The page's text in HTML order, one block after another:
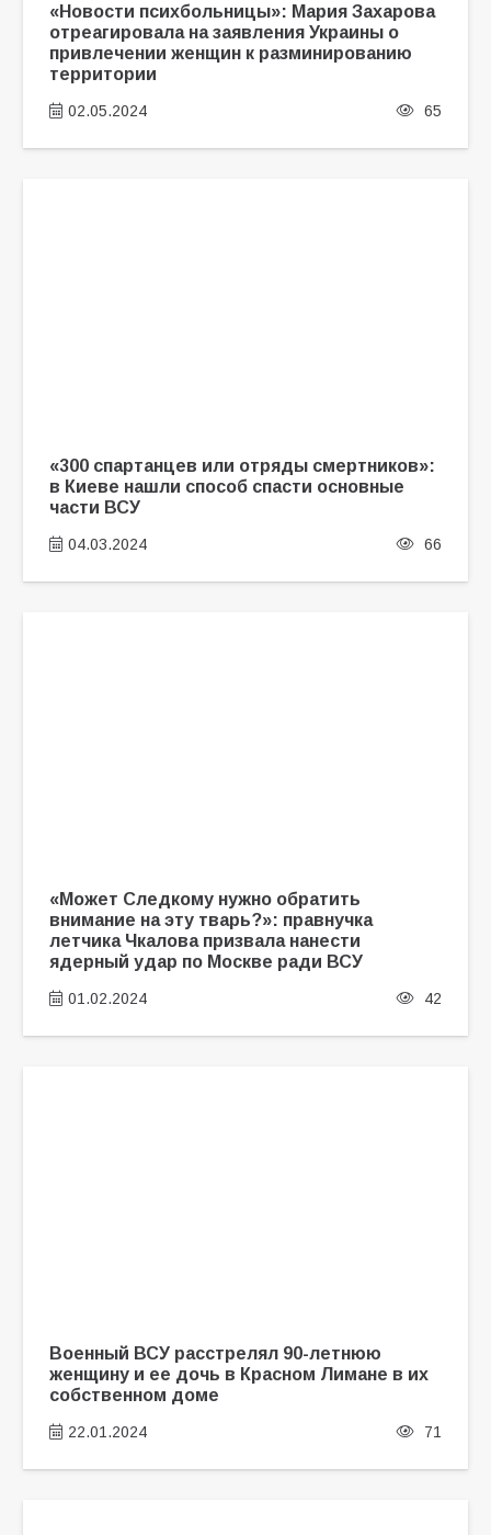
«Новости психбольницы»: Мария Захарова
отреагировала на заявления Украины о
привлечении женщин к разминированию
территории
02.05.2024 65
«300 спартанцев или отряды смертников»:
в Киеве нашли способ спасти основные
части ВСУ
04.03.2024 66
«Может Следкому нужно обратить
внимание на эту тварь?»: правнучка
летчика Чкалова призвала нанести
ядерный удар по Москве ради ВСУ
01.02.2024 42
Военный ВСУ расстрелял 90-летнюю
женщину и ее дочь в Красном Лимане в их
собственном доме
22.01.2024 71